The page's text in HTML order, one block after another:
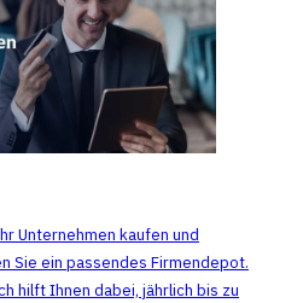
Unternehmen kaufen und
Sie ein passendes Firmendepot.
hilft Ihnen dabei, jährlich bis zu